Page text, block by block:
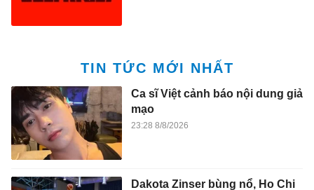
TIN TỨC MỚI NHẤT
Ca sĩ Việt cảnh báo nội dung giả
mạo
23:28 8/8/2026
Dakota Zinser bùng nổ, Ho Chi